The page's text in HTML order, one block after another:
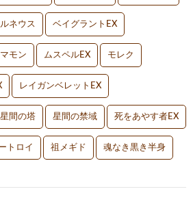
ネウス ベイグラントEX
マモン ムスペルEX モレク
レイガンベレットEX
星間の塔 星間の禁域 死をあやす者EX
トロイ 祖メギド 魂なき黒き半身